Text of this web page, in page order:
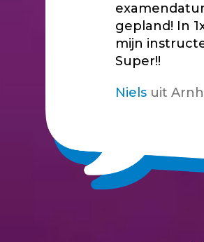
gepland! In
mijn
Super!!
Niels uit